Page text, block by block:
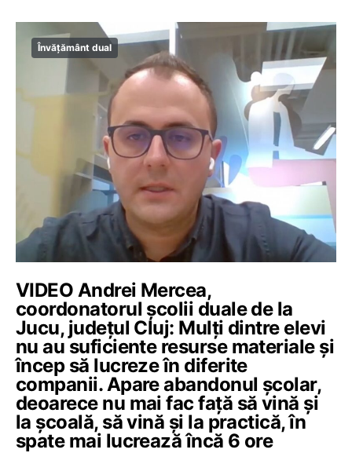
Învățământ dual
VIDEO Andrei Mercea,
coordonatorul școlii duale de la
Jucu, județul Cluj: Mulți dintre elevi
nu au suficiente resurse materiale și
încep să lucreze în diferite
companii. Apare abandonul școlar,
deoarece nu mai fac față să vină și
la școală, să vină și la practică, în
spate mai lucrează încă 6 ore